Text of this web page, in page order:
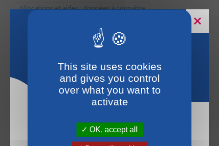
Allocations et aides : données à connaître
Indemnisation du chômage à Mayotte
Revenu de solidarité active (RSA)
Allocation de solidarité spécifique (ASS) et aides à la
reprise d'activité
La mairie du Lion-d’Angers sera fermée les
samedis du 18 juillet au 15 août 2026. La mairie
This site uses cookies
and gives you control
over what you want to
activate
OK, accept all